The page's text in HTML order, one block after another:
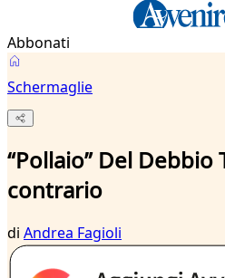
Abbonati
Schermaglie
“Pollaio” Del Debbio
contrario
di Andrea Fagioli